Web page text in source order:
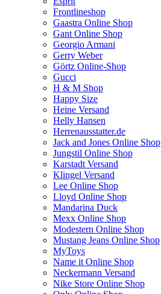
Frontlineshop
Gaastra Online Shop
Gant Online Shop
Georgio Armani
Gerry Weber
Görtz Online-Shop
Gucci
H & M Shop
Happy Size
Heine Versand
Helly Hansen
Herrenausstatter.de
Jack and Jones Online Shop
Jungstil Online Shop
Karstadt Versand
Klingel Versand
Lee Online Shop
Lloyd Online Shop
Mandarina Duck
Mexx Online Shop
Modestern Online Shop
Mustang Jeans Online Shop
MyToys
Name it Online Shop
Neckermann Versand
Nike Store Online Shop